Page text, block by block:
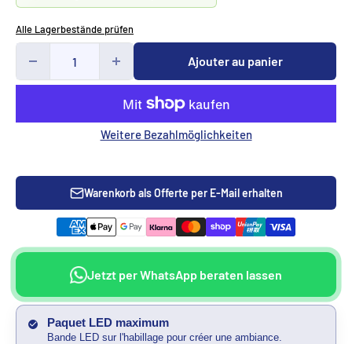
Alle Lagerbestände prüfen
Ajouter au panier
Weitere Bezahlmöglichkeiten
Warenkorb als Offerte per E-Mail erhalten
Jetzt per WhatsApp beraten lassen
Paquet LED maximum
Bande LED sur l'habillage pour créer une ambiance.